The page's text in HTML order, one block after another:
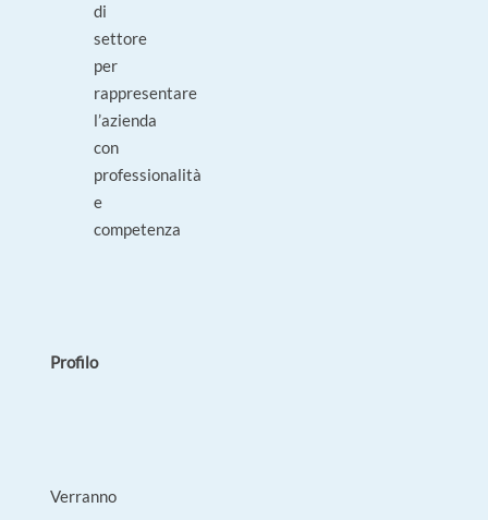
di
settore
per
rappresentare
l’azienda
con
professionalità
e
competenza
Profilo
Verranno